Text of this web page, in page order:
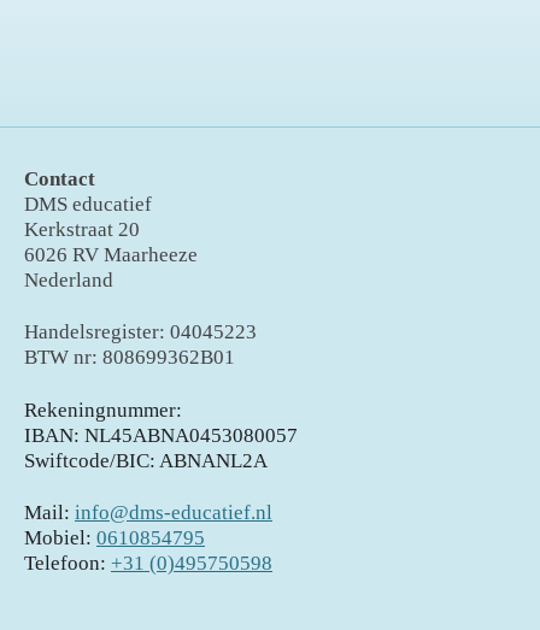
Contact
DMS educatief
Kerkstraat 20
6026 RV Maarheeze
Nederland
Handelsregister: 04045223
BTW nr: 808699362B01
Rekeningnummer:
IBAN: NL45ABNA0453080057
Swiftcode/BIC: ABNANL2A
Mail: info@dms-educatief.nl
Mobiel: 0610854795
Telefoon: +31 (0)495750598